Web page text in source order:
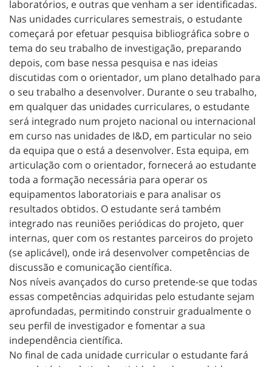
laboratórios, e outras que venham a ser identificadas.
Nas unidades curriculares semestrais, o estudante
começará por efetuar pesquisa bibliográfica sobre o
tema do seu trabalho de investigação, preparando
depois, com base nessa pesquisa e nas ideias
discutidas com o orientador, um plano detalhado para
o seu trabalho a desenvolver. Durante o seu trabalho,
em qualquer das unidades curriculares, o estudante
será integrado num projeto nacional ou internacional
em curso nas unidades de I&D, em particular no seio
da equipa que o está a desenvolver. Esta equipa, em
articulação com o orientador, fornecerá ao estudante
toda a formação necessária para operar os
equipamentos laboratoriais e para analisar os
resultados obtidos. O estudante será também
integrado nas reuniões periódicas do projeto, quer
internas, quer com os restantes parceiros do projeto
(se aplicável), onde irá desenvolver competências de
discussão e comunicação científica.
Nos níveis avançados do curso pretende-se que todas
essas competências adquiridas pelo estudante sejam
aprofundadas, permitindo construir gradualmente o
seu perfil de investigador e fomentar a sua
independência científica.
No final de cada unidade curricular o estudante fará